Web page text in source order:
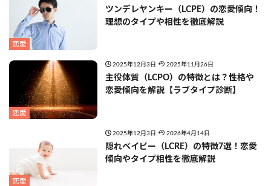
恋愛
ツンデレヤンキー（LCPE）の恋愛傾向！
理想のタイプや相性を徹底解説
恋愛
2025年12月3日 2025年11月26日
主役体質（LCPO）の特徴とは？性格や
恋愛傾向を解説【ラブタイプ診断】
恋愛
2025年12月3日 2026年4月14日
隠れベイビー（LCRE）の特徴7選！恋愛
傾向やタイプ相性を徹底解説